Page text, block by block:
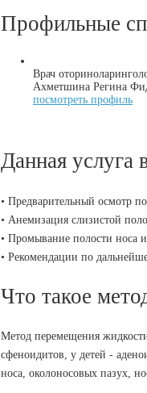
Профильные
Врач
Ахметшина Регина
посмотреть профиль
Данная услуга
• Предварительный осмотр
• Анемизация слизистой
• Промывание полости носа
• Рекомендации по
Что такое
Метод перемещения
сфеноидитов, у детей -
носа, околоносовых пазух,